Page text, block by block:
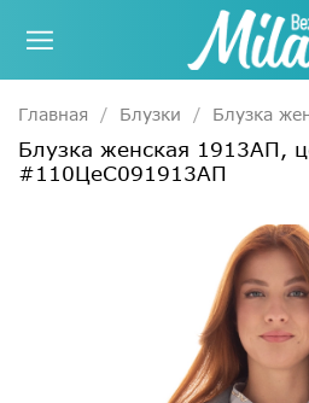
Главная Блузки Блузка
Блузка женская 1913АП,
#110ЦеС091913АП